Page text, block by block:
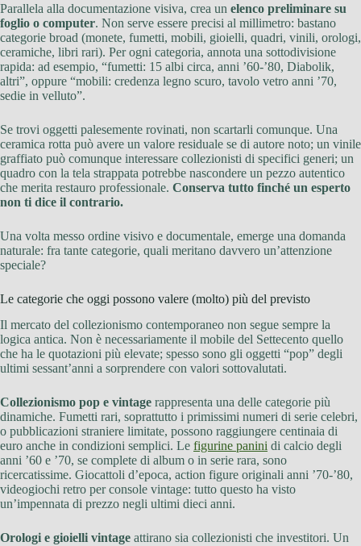
Parallela alla documentazione visiva, crea un elenco preliminare su
foglio o computer. Non serve essere precisi al millimetro: bastano
categorie broad (monete, fumetti, mobili, gioielli, quadri, vinili, orologi,
ceramiche, libri rari). Per ogni categoria, annota una sottodivisione
rapida: ad esempio, “fumetti: 15 albi circa, anni ’60-’80, Diabolik,
altri”, oppure “mobili: credenza legno scuro, tavolo vetro anni ’70,
sedie in velluto”.
Se trovi oggetti palesemente rovinati, non scartarli comunque. Una
ceramica rotta può avere un valore residuale se di autore noto; un vinile
graffiato può comunque interessare collezionisti di specifici generi; un
quadro con la tela strappata potrebbe nascondere un pezzo autentico
che merita restauro professionale. Conserva tutto finché un esperto
non ti dice il contrario.
Una volta messo ordine visivo e documentale, emerge una domanda
naturale: fra tante categorie, quali meritano davvero un’attenzione
speciale?
Le categorie che oggi possono valere (molto) più del previsto
Il mercato del collezionismo contemporaneo non segue sempre la
logica antica. Non è necessariamente il mobile del Settecento quello
che ha le quotazioni più elevate; spesso sono gli oggetti “pop” degli
ultimi sessant’anni a sorprendere con valori sottovalutati.
Collezionismo pop e vintage rappresenta una delle categorie più
dinamiche. Fumetti rari, soprattutto i primissimi numeri di serie celebri,
o pubblicazioni straniere limitate, possono raggiungere centinaia di
euro anche in condizioni semplici. Le figurine panini di calcio degli
anni ’60 e ’70, se complete di album o in serie rara, sono
ricercatissime. Giocattoli d’epoca, action figure originali anni ’70-’80,
videogiochi retro per console vintage: tutto questo ha visto
un’impennata di prezzo negli ultimi dieci anni.
Orologi e gioielli vintage attirano sia collezionisti che investitori. Un